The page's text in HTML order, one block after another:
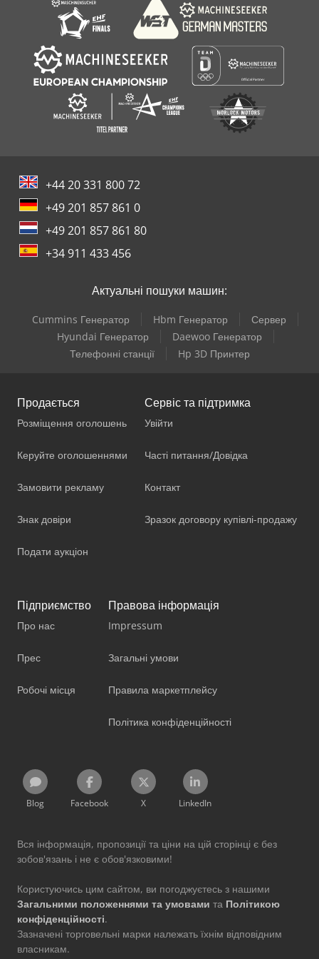
+44 20 331 800 72
+49 201 857 861 0
+49 201 857 861 80
+34 911 433 456
Актуальні пошуки машин:
Cummins Генератор Hbm Генератор
Сервер
Hyundai Генератор
Daewoo Генератор
Телефонні станції
Hp 3D Принтер
Продається
Розміщення оголошень
Керуйте оголошеннями
Замовити рекламу
Знак довіри
Подати аукціон
Сервіс та підтримка
Увійти
Часті питання/Довідка
Контакт
Зразок договору купівлі-продажу
Підприємство
Про нас
Прес
Робочі місця
Правова інформація
Impressum
Загальні умови
Правила маркетплейсу
Політика конфіденційності
Blog Facebook X LinkedIn
Вся інформація, пропозиції та ціни на цій сторінці є без
зобов'язань і не є обов'язковими!
Користуючись цим сайтом, ви погоджуєтесь з нашими
Загальними положеннями та умовами та Політикою
конфіденційності.
Зазначені торговельні марки належать їхнім відповідним
власникам.